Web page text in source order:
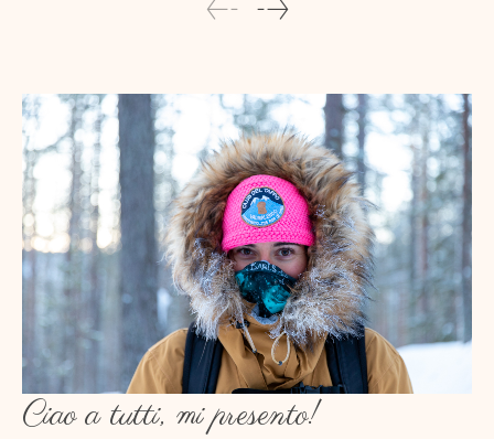
Ciao a tutti, mi presento!